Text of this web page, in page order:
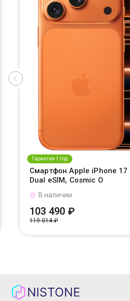
Гарантия 1 год
Смартфон Apple iPhone 17
Dual eSIM, Cosmic O
В наличии
103 490 ₽
119 014 ₽